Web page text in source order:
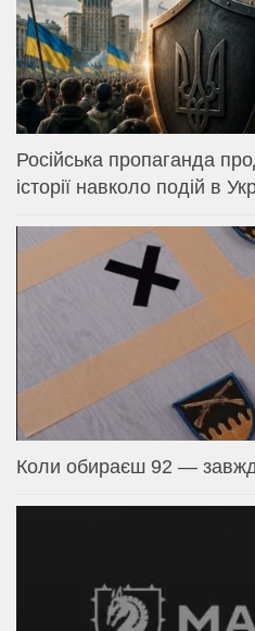
Російська пропаганда
історії навколо подій в
Коли обираєш 92 —